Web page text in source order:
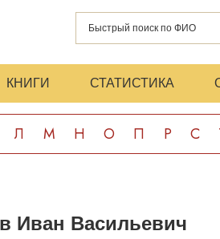
КНИГИ СТАТИСТИКА
Л М Н О П Р С
Иван Васильевич